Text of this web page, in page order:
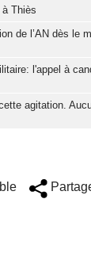
Thiès
de l’AN dès le
l'appel à
agitation.